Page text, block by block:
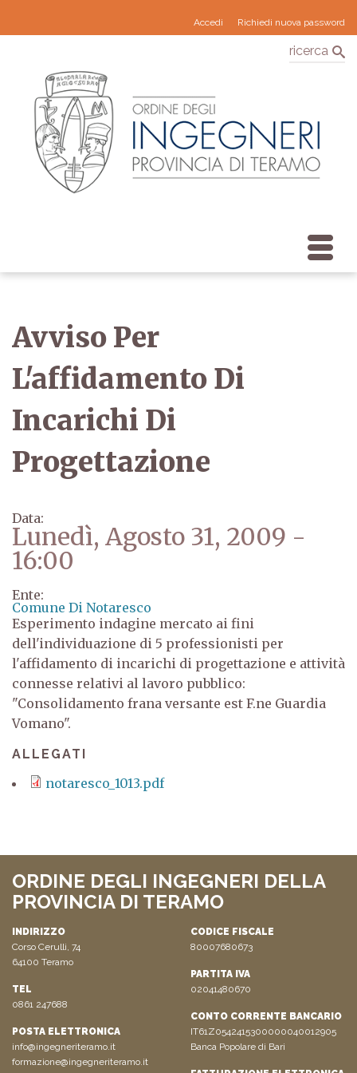
Accedi Richiedi nuova password
ricerca
Avviso Per
L'affidamento Di
Incarichi Di
Progettazione
Data:
Lunedì, Agosto 31, 2009 -
16:00
Ente:
Comune Di Notaresco
Esperimento indagine mercato ai fini
dell'individuazione di 5 professionisti per
l'affidamento di incarichi di progettazione e attività
connesse relativi al lavoro pubblico:
"Consolidamento frana versante est F.ne Guardia
Vomano".
ALLEGATI
notaresco_1013.pdf
ORDINE DEGLI INGEGNERI DELLA
PROVINCIA DI TERAMO
INDIRIZZO
Corso Cerulli, 74
64100 Teramo
TEL
0861 247688
POSTA ELETTRONICA
info@ingegneriteramo.it
formazione@ingegneriteramo.it
CODICE FISCALE
80007680673
PARTITA IVA
02041480670
CONTO CORRENTE BANCARIO
IT61Z0542415300000040012905
Banca Popolare di Bari